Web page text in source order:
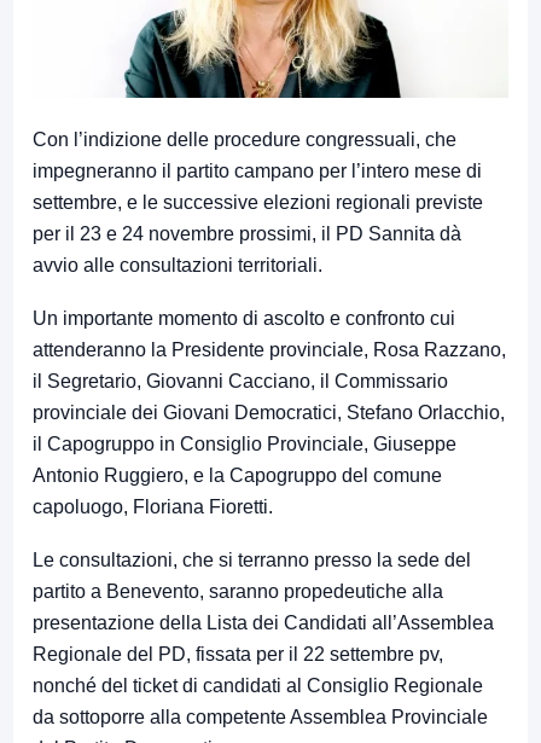
Con l’indizione delle procedure congressuali, che
impegneranno il partito campano per l’intero mese di
settembre, e le successive elezioni regionali previste
per il 23 e 24 novembre prossimi, il PD Sannita dà
avvio alle consultazioni territoriali.
Un importante momento di ascolto e confronto cui
attenderanno la Presidente provinciale, Rosa Razzano,
il Segretario, Giovanni Cacciano, il Commissario
provinciale dei Giovani Democratici, Stefano Orlacchio,
il Capogruppo in Consiglio Provinciale, Giuseppe
Antonio Ruggiero, e la Capogruppo del comune
capoluogo, Floriana Fioretti.
Le consultazioni, che si terranno presso la sede del
partito a Benevento, saranno propedeutiche alla
presentazione della Lista dei Candidati all’Assemblea
Regionale del PD, fissata per il 22 settembre pv,
nonché del ticket di candidati al Consiglio Regionale
da sottoporre alla competente Assemblea Provinciale